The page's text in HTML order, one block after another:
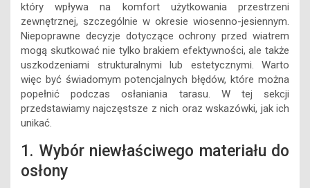
który wpływa na komfort użytkowania przestrzeni
zewnętrznej, szczególnie w okresie wiosenno-jesiennym.
Niepoprawne decyzje dotyczące ochrony przed wiatrem
mogą skutkować nie tylko brakiem efektywności, ale także
uszkodzeniami strukturalnymi lub estetycznymi. Warto
więc być świadomym potencjalnych błędów, które można
popełnić podczas osłaniania tarasu. W tej sekcji
przedstawiamy najczęstsze z nich oraz wskazówki, jak ich
unikać.
1. Wybór niewłaściwego materiału do
osłony